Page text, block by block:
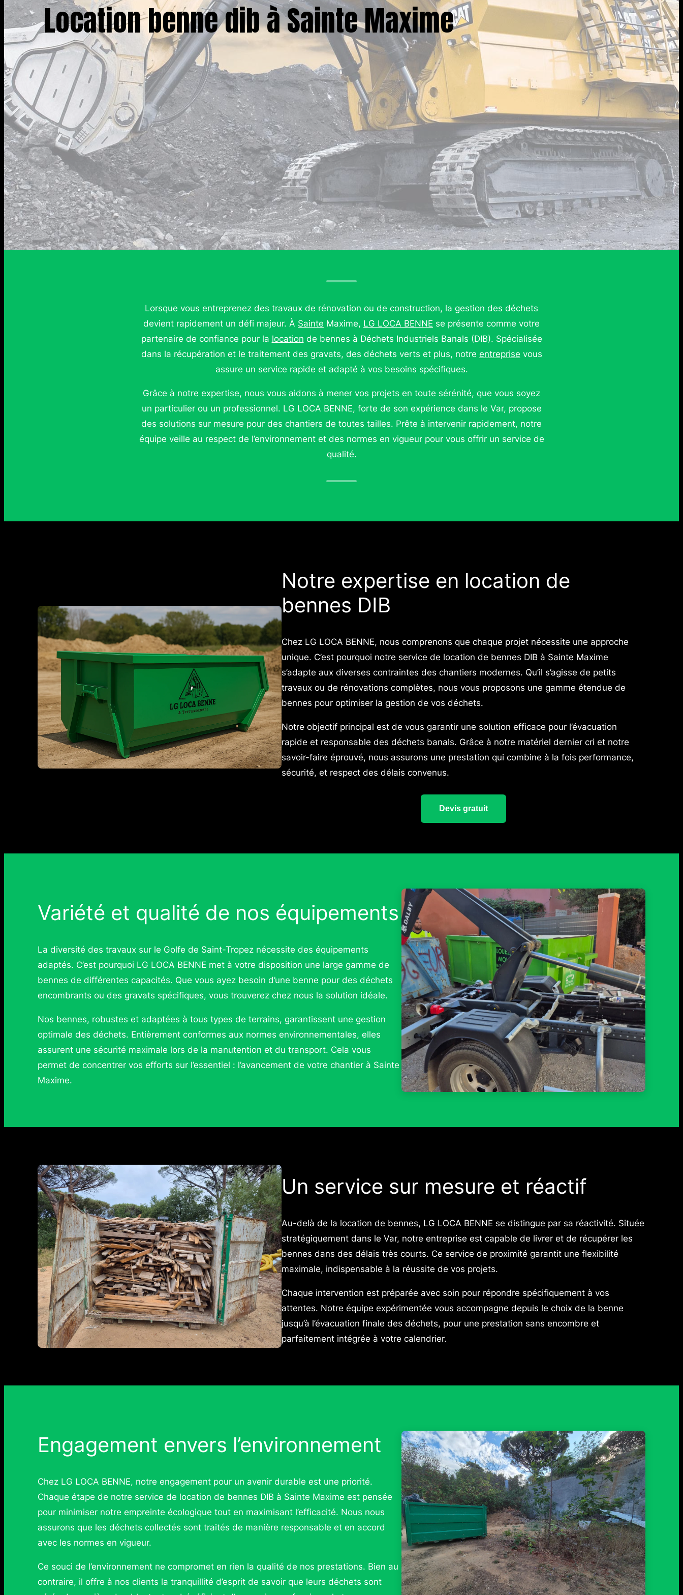
Location benne dib à Sainte Maxime
Lorsque vous entreprenez des travaux de rénovation ou de construction, la gestion des déchets
devient rapidement un défi majeur. À Sainte Maxime, LG LOCA BENNE se présente comme votre
partenaire de confiance pour la location de bennes à Déchets Industriels Banals (DIB). Spécialisée
dans la récupération et le traitement des gravats, des déchets verts et plus, notre entreprise vous
assure un service rapide et adapté à vos besoins spécifiques.
Grâce à notre expertise, nous vous aidons à mener vos projets en toute sérénité, que vous soyez
un particulier ou un professionnel. LG LOCA BENNE, forte de son expérience dans le Var, propose
des solutions sur mesure pour des chantiers de toutes tailles. Prête à intervenir rapidement, notre
équipe veille au respect de l’environnement et des normes en vigueur pour vous offrir un service de
qualité.
Notre expertise en location de
bennes DIB
Chez LG LOCA BENNE, nous comprenons que chaque projet nécessite une approche
unique. C’est pourquoi notre service de location de bennes DIB à Sainte Maxime
s’adapte aux diverses contraintes des chantiers modernes. Qu’il s’agisse de petits
travaux ou de rénovations complètes, nous vous proposons une gamme étendue de
bennes pour optimiser la gestion de vos déchets.
Notre objectif principal est de vous garantir une solution efficace pour l’évacuation
rapide et responsable des déchets banals. Grâce à notre matériel dernier cri et notre
savoir-faire éprouvé, nous assurons une prestation qui combine à la fois performance,
sécurité, et respect des délais convenus.
Devis gratuit
Variété et qualité de nos équipements
La diversité des travaux sur le Golfe de Saint-Tropez nécessite des équipements
adaptés. C’est pourquoi LG LOCA BENNE met à votre disposition une large gamme de
bennes de différentes capacités. Que vous ayez besoin d’une benne pour des déchets
encombrants ou des gravats spécifiques, vous trouverez chez nous la solution idéale.
Nos bennes, robustes et adaptées à tous types de terrains, garantissent une gestion
optimale des déchets. Entièrement conformes aux normes environnementales, elles
assurent une sécurité maximale lors de la manutention et du transport. Cela vous
permet de concentrer vos efforts sur l’essentiel : l’avancement de votre chantier à Sainte
Maxime.
Un service sur mesure et réactif
Au-delà de la location de bennes, LG LOCA BENNE se distingue par sa réactivité. Située
stratégiquement dans le Var, notre entreprise est capable de livrer et de récupérer les
bennes dans des délais très courts. Ce service de proximité garantit une flexibilité
maximale, indispensable à la réussite de vos projets.
Chaque intervention est préparée avec soin pour répondre spécifiquement à vos
attentes. Notre équipe expérimentée vous accompagne depuis le choix de la benne
jusqu’à l’évacuation finale des déchets, pour une prestation sans encombre et
parfaitement intégrée à votre calendrier.
Engagement envers l’environnement
Chez LG LOCA BENNE, notre engagement pour un avenir durable est une priorité.
Chaque étape de notre service de location de bennes DIB à Sainte Maxime est pensée
pour minimiser notre empreinte écologique tout en maximisant l’efficacité. Nous nous
assurons que les déchets collectés sont traités de manière responsable et en accord
avec les normes en vigueur.
Ce souci de l’environnement ne compromet en rien la qualité de nos prestations. Bien au
contraire, il offre à nos clients la tranquillité d’esprit de savoir que leurs déchets sont